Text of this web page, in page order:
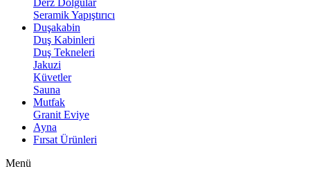
Derz Dolgular
Seramik Yapıştırıcı
Duşakabin
Duş Kabinleri
Duş Tekneleri
Jakuzi
Küvetler
Sauna
Mutfak
Granit Eviye
Ayna
Fırsat Ürünleri
Menü